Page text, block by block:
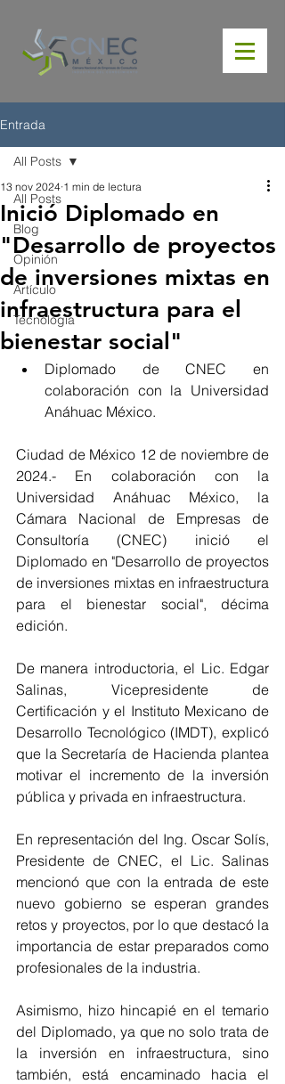
Entrada
All Posts
Blog
Opinión
Artículo
Tecnología
All Posts
Inició Diplomado en
"Desarrollo de proyectos
de inversiones mixtas en
infraestructura para el
bienestar social"
13 nov 2024 1 min de lectura
Diplomado de CNEC en
colaboración con la Universidad
Anáhuac México.
Ciudad de México 12 de noviembre de
2024.- En colaboración con la
Universidad Anáhuac México, la
Cámara Nacional de Empresas de
Consultoría (CNEC) inició el
Diplomado en "Desarrollo de proyectos
de inversiones mixtas en infraestructura
para el bienestar social", décima
edición.
De manera introductoria, el Lic. Edgar
Salinas, Vicepresidente de
Certificación y el Instituto Mexicano de
Desarrollo Tecnológico (IMDT), explicó
que la Secretaría de Hacienda plantea
motivar el incremento de la inversión
pública y privada en infraestructura.
En representación del Ing. Oscar Solís,
Presidente de CNEC, el Lic. Salinas
mencionó que con la entrada de este
nuevo gobierno se esperan grandes
retos y proyectos, por lo que destacó la
importancia de estar preparados como
profesionales de la industria.
Asimismo, hizo hincapié en el temario
del Diplomado, ya que no solo trata de
la inversión en infraestructura, sino
también, está encaminado hacia el